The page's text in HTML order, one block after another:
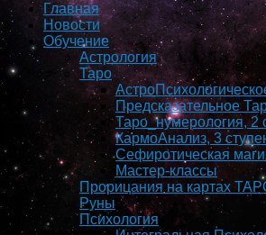
Главная
Новости
Обучение
Астрология
Таро
Предсказательное
Таро_нумерология, 2
КармоAнализ, 3
Сефиротическая
Мастер-классы
Прорицания на картах
Руны
Психология